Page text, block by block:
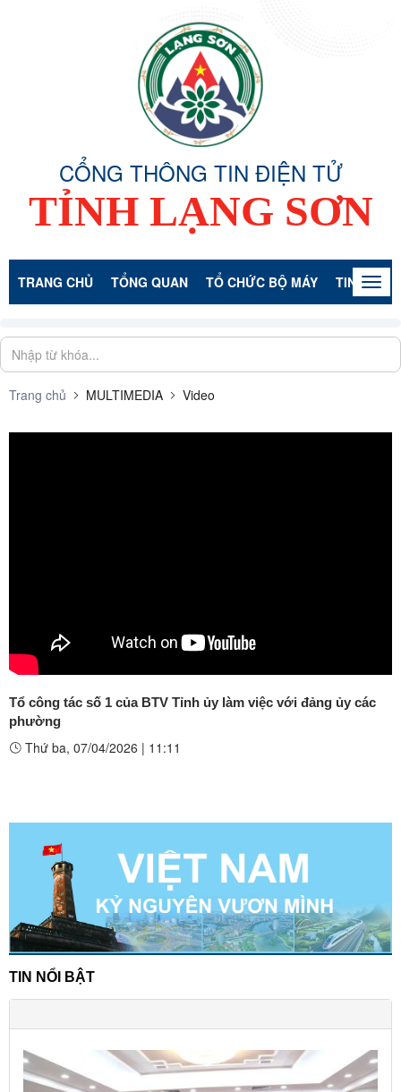
CỔNG THÔNG TIN ĐIỆN TỬ
TỈNH LẠNG SƠN
TRANG CHỦ TỔNG QUAN TỔ CHỨC BỘ MÁY TIN TỨC -
Trang chủ MULTIMEDIA Video
Tổ công tác số 1 của BTV Tỉnh ủy làm việc với đảng ủy các
phường
Thứ ba, 07/04/2026 | 11:11
TIN NỔI BẬT